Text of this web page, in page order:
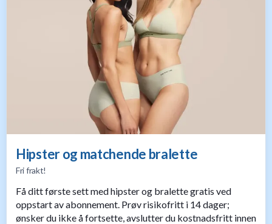
Hipster og matchende bralette
Fri frakt!
Få ditt første sett med hipster og bralette gratis ved
oppstart av abonnement. Prøv risikofritt i 14 dager;
ønsker du ikke å fortsette, avslutter du kostnadsfritt innen